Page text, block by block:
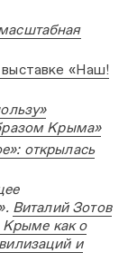
«Наш!
Крыма»
открылась
Виталий Зотов
Крыме как о
и